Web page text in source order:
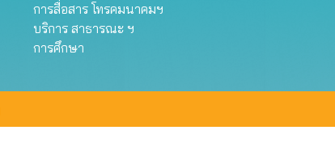
การสื่อสาร โทรคมนาคมฯ
บริการ สาธารณะ ฯ
การศึกษา